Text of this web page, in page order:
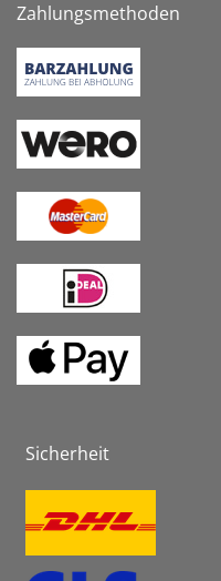
Zahlungsmethoden
Sicherheit